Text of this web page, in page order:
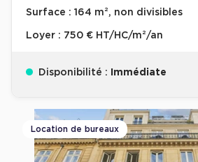
Surface : 164 m², non divisibles
Loyer : 750 € HT/HC/m²/an
Disponibilité : Immédiate
Location de bureaux